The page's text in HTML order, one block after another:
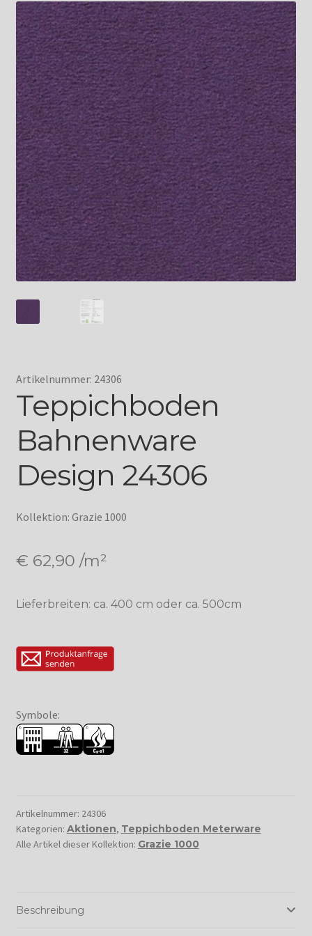
Artikelnummer: 24306
Teppichboden
Bahnenware
Design 24306
Kollektion: Grazie 1000
€ 62,90 /m²
Lieferbreiten: ca. 400 cm oder ca. 500cm
Symbole:
Artikelnummer: 24306
Kategorien: Aktionen, Teppichboden Meterware
Alle Artikel dieser Kollektion: Grazie 1000
Beschreibung